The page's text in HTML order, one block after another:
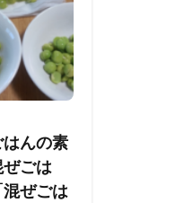
んの素
ぜごは
ぜごは